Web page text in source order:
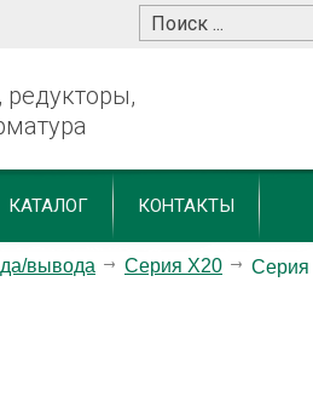
редукторы,
КАТАЛОГ КОНТАКТЫ
вывода Серия X20 Серия